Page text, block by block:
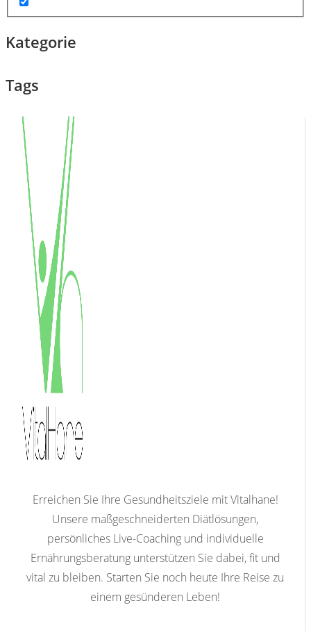
Kategorie
Tags
Erreichen Sie Ihre Gesundheitsziele mit Vitalhane!
Unsere maßgeschneiderten Diätlösungen,
persönliches Live-Coaching und individuelle
Ernährungsberatung unterstützen Sie dabei, fit und
vital zu bleiben. Starten Sie noch heute Ihre Reise zu
einem gesünderen Leben!